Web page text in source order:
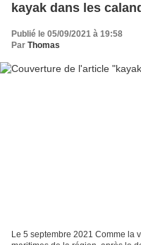
kayak dans les
Publié le 05/09/2021 à 19:58
Par Thomas
Le 5 septembre 2021 Comme la